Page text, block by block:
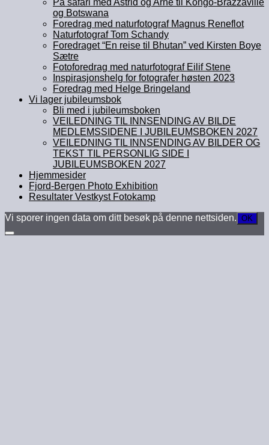
På safari med Astrid og Arne til Kongo-Brazzaville
og Botswana
Foredrag med naturfotograf Magnus Reneflot
Naturfotograf Tom Schandy
Foredraget “En reise til Bhutan” ved Kirsten Boye
Sætre
Fotoforedrag med naturfotograf Eilif Stene
Inspirasjonshelg for fotografer høsten 2023
Foredrag med Helge Bringeland
Vi lager jubileumsbok
Bli med i jubileumsboken
VEILEDNING TIL INNSENDING AV BILDE
MEDLEMSSIDENE I JUBILEUMSBOKEN 2027
VEILEDNING TIL INNSENDING AV BILDER OG
TEKST TIL PERSONLIG SIDE I
JUBILEUMSBOKEN 2027
Hjemmesider
Fjord-Bergen Photo Exhibition
Resultater Vestkyst Fotokamp
Vi sporer ingen data om ditt besøk på denne nettsiden. OK